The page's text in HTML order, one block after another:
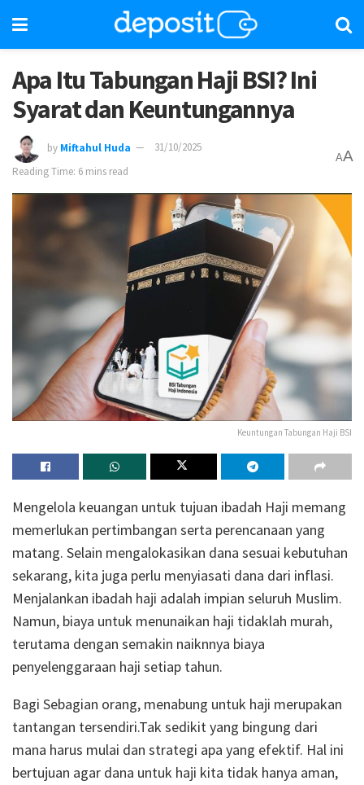
Apa Itu Tabungan Haji BSI? Ini
Syarat dan Keuntungannya
by Miftahul Huda
31/10/2025
Reading Time: 6 mins read
AA
Keuntungan Tabungan Haji BSI
Mengelola keuangan untuk tujuan ibadah Haji memang
memerlukan pertimbangan serta perencanaan yang
matang. Selain mengalokasikan dana sesuai kebutuhan
sekarang, kita juga perlu menyiasati dana dari inflasi.
Menjalankan ibadah haji adalah impian seluruh Muslim.
Namun, biaya untuk menunaikan haji tidaklah murah,
terutama dengan semakin naiknnya biaya
penyelenggaraan haji setiap tahun.
Bagi Sebagian orang, menabung untuk haji merupakan
tantangan tersendiri.Tak sedikit yang bingung dari
mana harus mulai dan strategi apa yang efektif. Hal ini
bertujuan agar dana untuk haji kita tidak hanya aman,